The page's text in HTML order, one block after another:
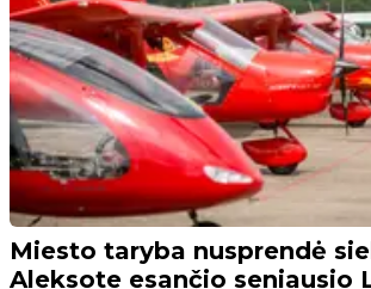
Miesto taryba nusprendė
Aleksote esančio seniausio